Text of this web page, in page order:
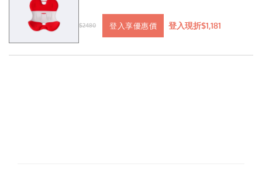
$2480 登入享優惠價 登入現折$1,181